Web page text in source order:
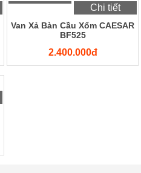
Chi tiết
Van Xả Bàn Cầu Xổm CAESAR
BF525
2.400.000đ
Tư vấn